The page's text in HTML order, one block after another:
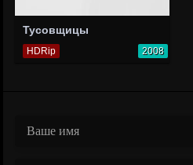
Тусовщицы
HDRip 2008